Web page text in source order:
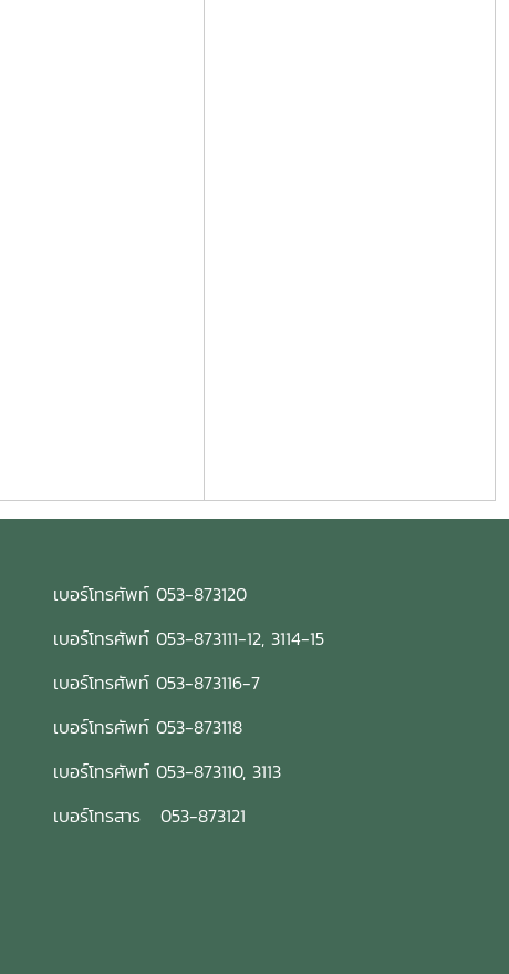
เบอร์โทรศัพท์ 053-873120
เบอร์โทรศัพท์ 053-873111-12, 3114-15
เบอร์โทรศัพท์ 053-873116-7
เบอร์โทรศัพท์ 053-873118
เบอร์โทรศัพท์ 053-873110, 3113
เบอร์โทรสาร 053-873121